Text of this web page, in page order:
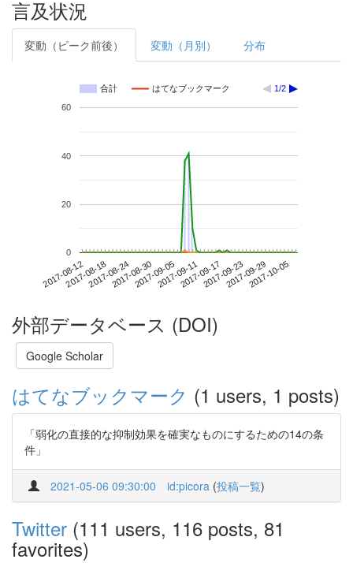
言及状況
変動（ピーク前後） 変動（月別） 分布
合計 はてなブックマーク 1/2
2017-08-122017-08-182017-08-242017-08-302017-09-052017-09-112017-09-172017-09-232017-09-292017-10-05
0
20
40
60
外部データベース (DOI)
Google Scholar
はてなブックマーク (1 users, 1 posts)
「弱化の直接的な抑制効果を確実なものにするための14の条
件」
2021-05-06 09:30:00 id:picora (投稿一覧)
Twitter (111 users, 116 posts, 81
favorites)